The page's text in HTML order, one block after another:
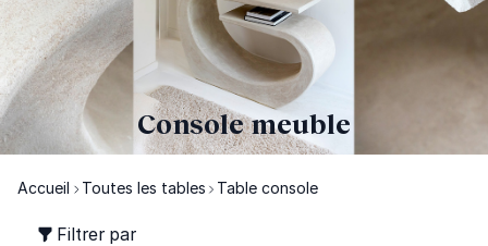
Console meuble
Accueil Toutes les tables Table console
Filtrer par